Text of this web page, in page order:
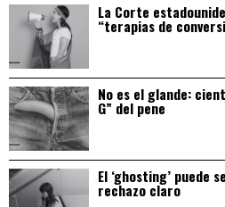
La Corte
“terapias de
No es el glande:
G” del pene
El ‘ghosting’ puede
rechazo claro